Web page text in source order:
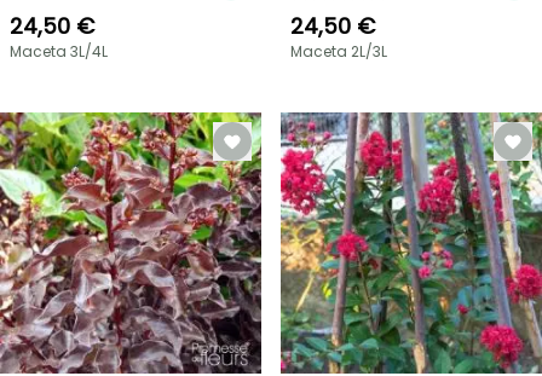
24,50 €
Maceta 3L/4L
24,50 €
Maceta 2L/3L